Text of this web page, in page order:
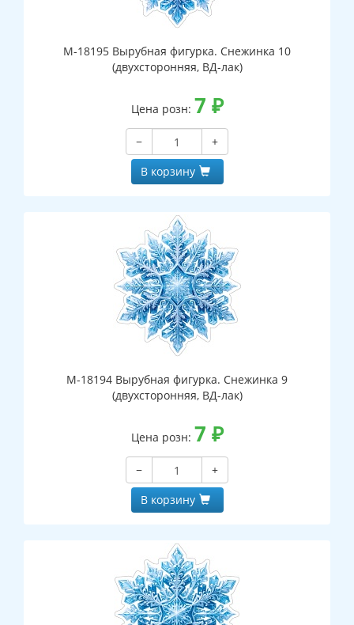
М-18195 Вырубная фигурка. Снежинка 10
(двухсторонняя, ВД-лак)
Цена розн: 7 ₽
−
+
В корзину
М-18194 Вырубная фигурка. Снежинка 9
(двухсторонняя, ВД-лак)
Цена розн: 7 ₽
−
+
В корзину